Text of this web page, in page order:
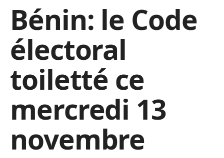
Bénin: le Code
électoral
toiletté ce
mercredi 13
novembre